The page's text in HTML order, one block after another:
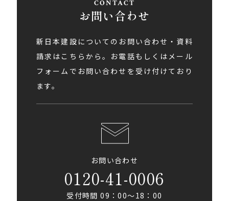
お問い合わせ
新日本建設についてのお問い合わせ・資料
請求はこちらから。お電話もしくはメール
フォームでお問い合わせを受け付けており
ます。
お問い合わせ
0120-41-0006
受付時間 09：00〜18：00